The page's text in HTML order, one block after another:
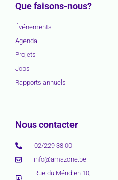
Que faisons-nous?
Événements
Agenda
Projets
Jobs
Rapports annuels
Nous contacter
02/229 38 00
info@amazone.be
Rue du Méridien 10,